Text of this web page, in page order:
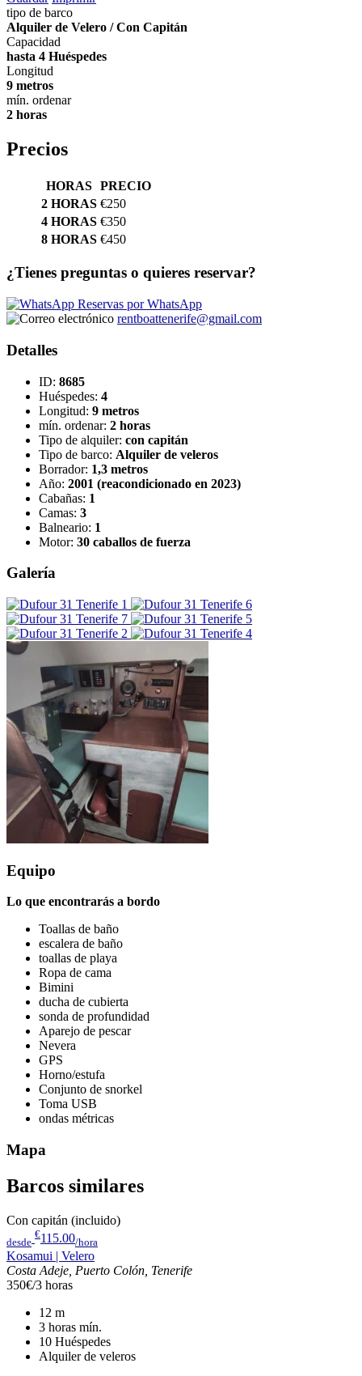
tipo de barco
Alquiler de Velero / Con Capitán
Capacidad
hasta 4 Huéspedes
Longitud
9 metros
mín. ordenar
2 horas
Precios
HORAS PRECIO
2 HORAS €250
4 HORAS €350
8 HORAS €450
¿Tienes preguntas o quieres reservar?
Reservas por WhatsApp
rentboattenerife@gmail.com
Detalles
ID: 8685
Huéspedes: 4
Longitud: 9 metros
mín. ordenar: 2 horas
Tipo de alquiler: con capitán
Tipo de barco: Alquiler de veleros
Borrador: 1,3 metros
Año: 2001 (reacondicionado en 2023)
Cabañas: 1
Camas: 3
Balneario: 1
Motor: 30 caballos de fuerza
Galería
Equipo
Lo que encontrarás a bordo
Toallas de baño
escalera de baño
toallas de playa
Ropa de cama
Bimini
ducha de cubierta
sonda de profundidad
Aparejo de pescar
Nevera
GPS
Horno/estufa
Conjunto de snorkel
Toma USB
ondas métricas
Mapa
Barcos similares
Con capitán (incluido)
desde
€115.00/hora
Kosamui | Velero
Costa Adeje, Puerto Colón, Tenerife
350€/3 horas
12 m
3 horas mín.
10 Huéspedes
Alquiler de veleros